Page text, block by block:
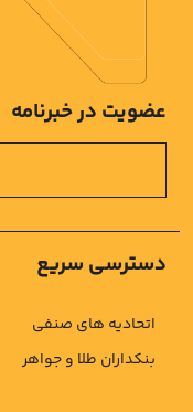
دسترسی سریع
اتحادیه های صنفی
بنکداران طلا و جواهر
عضویت در خبرنامه